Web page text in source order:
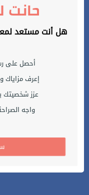
حانت
هل أنت مستعد
أحصل على
إعرف مزاياك
عزز شخصيتك
واجه
!